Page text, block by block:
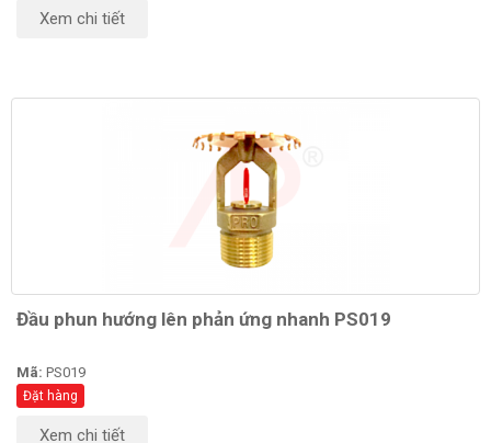
Xem chi tiết
Đầu phun hướng lên phản ứng nhanh PS019
Mã: PS019
Đặt hàng
Xem chi tiết